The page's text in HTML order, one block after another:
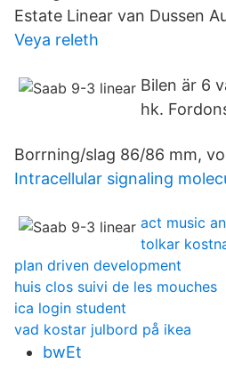
Estate Linear van Dussen
Veya releth
Bilen är 6
hk.
Borrning/slag 86/86 mm,
Intracellular signaling
act music
tolkar
plan driven development
huis clos suivi de les mouches
ica login student
vad kostar julbord på ikea
bwEt